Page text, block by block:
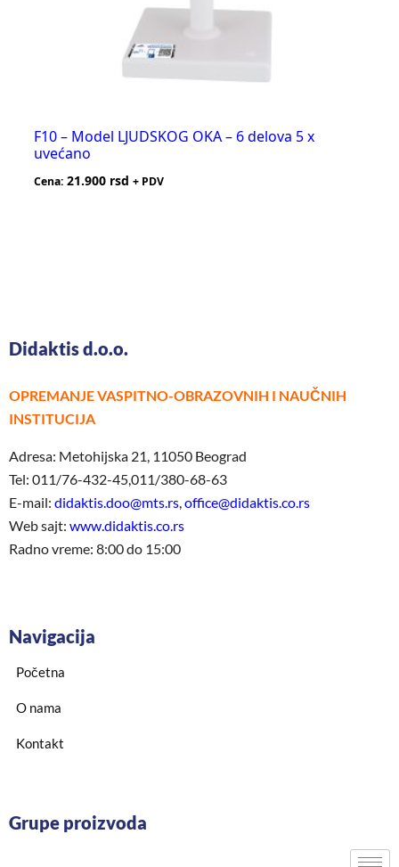
F10 – Model LJUDSKOG OKA – 6 delova 5 x
uvećano
Cena: 21.900 rsd + PDV
Didaktis d.o.o.
OPREMANJE VASPITNO-OBRAZOVNIH I NAUČNIH
INSTITUCIJA
Adresa: Metohijska 21, 11050 Beograd
Tel: 011/76-432-45,011/380-68-63
E-mail: didaktis.doo@mts.rs,office@didaktis.co.rs
Web sajt: www.didaktis.co.rs
Radno vreme: 8:00 do 15:00
Navigacija
Početna
O nama
Kontakt
Grupe proizvoda